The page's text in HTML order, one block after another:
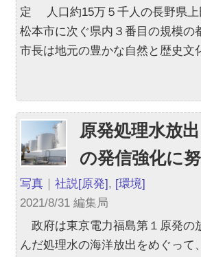
定 人口約15万５千人の長野県上
松本市に次ぐ県内３番目の規模の
市長は地元の豊かな自然と歴史文
原発処理水放
の発信強化に
写真 ｜社説[原発], [環境]
2021/8/31 編集局
政府は東京電力福島第１原発の
んだ処理水の海洋放出をめぐって